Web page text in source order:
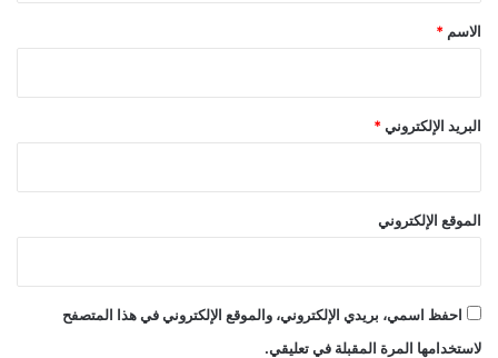
*
الاسم *
البريد الإلكتروني *
الموقع الإلكتروني
احفظ اسمي، بريدي الإلكتروني، والموقع الإلكتروني في هذا المتصفح
لاستخدامها المرة المقبلة في تعليقي.